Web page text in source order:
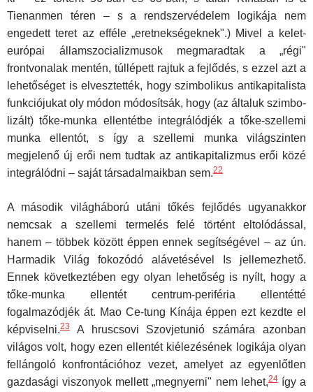
Tienanmen téren – s a rendszervédelem logikája nem
engedett teret az efféle „eretnekségeknek".) Mivel a kelet-
európai államszocializ­musok megmaradtak a „régi"
frontvonalak mentén, túllépett rajtuk a fejlődés, s ezzel azt a
lehetőséget is elvesztették, hogy szimbolikus an­tikapitalista
funkciójukat oly módon módosítsák, hogy (az általuk szimbo­
lizált) tőke-munka ellentétbe integrálódjék a tőke-szellemi
munka ellen­tót, s így a szellemi munka világszinten
megjelenő új erői nem tudtak az antikapitalizmus erői közé
integrálódni – saját társadalmaikban sem.22
A második világháború utáni tőkés fejlődés ugyanakkor
nem­csak a szellemi termelés felé történt eltolódással,
hanem – többek között éppen ennek segítségével – az ún.
Harmadik Világ fokozódó alávetésével Is jellemezhető.
Ennek következtében egy olyan le­hetőség is nyílt, hogy a
tőke-munka ellentét centrum-periféria ellentétté
fogalmazódjék át. Mao Ce-tung Kínája éppen ezt kezdte el
képviselni.23
A hruscsovi Szovjetunió számára azonban
világos volt, hogy ezen ellen­tét kiélezésének logikája olyan
fellángoló konfrontációhoz vezet, amelyet az egyenlőtlen
gazdasági viszonyok mellett „megnyerni" nem lehet,24így a